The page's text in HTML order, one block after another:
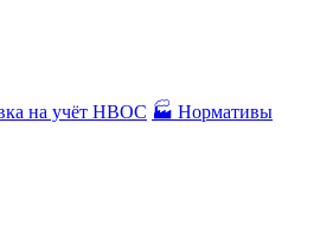
на учёт НВОС 🏭 Нормативы